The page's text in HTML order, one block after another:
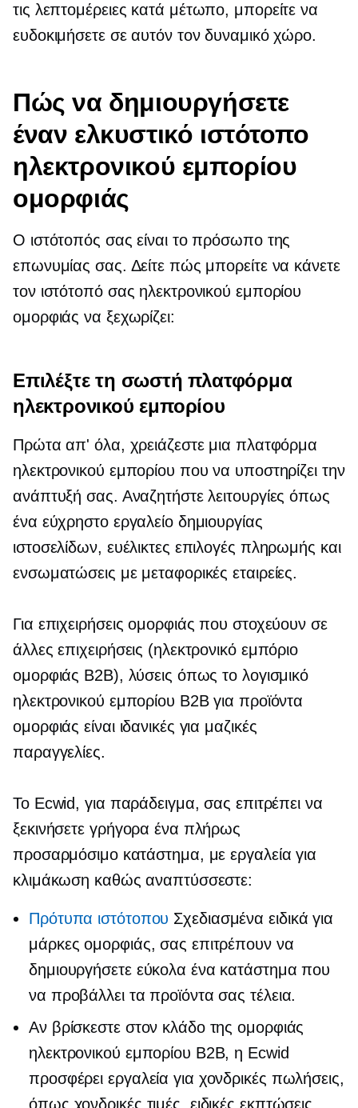
τις λεπτομέρειες κατά μέτωπο, μπορείτε να
ευδοκιμήσετε σε αυτόν τον δυναμικό χώρο.
Πώς να δημιουργήσετε
έναν ελκυστικό ιστότοπο
ηλεκτρονικού εμπορίου
ομορφιάς
Ο ιστότοπός σας είναι το πρόσωπο της
επωνυμίας σας. Δείτε πώς μπορείτε να κάνετε
τον ιστότοπό σας ηλεκτρονικού εμπορίου
ομορφιάς να ξεχωρίζει:
Επιλέξτε τη σωστή πλατφόρμα
ηλεκτρονικού εμπορίου
Πρώτα απ' όλα, χρειάζεστε μια πλατφόρμα
ηλεκτρονικού εμπορίου που να υποστηρίζει την
ανάπτυξή σας. Αναζητήστε λειτουργίες όπως
ένα εύχρηστο εργαλείο δημιουργίας
ιστοσελίδων, ευέλικτες επιλογές πληρωμής και
ενσωματώσεις με μεταφορικές εταιρείες.
Για επιχειρήσεις ομορφιάς που στοχεύουν σε
άλλες επιχειρήσεις (ηλεκτρονικό εμπόριο
ομορφιάς B2B), λύσεις όπως το λογισμικό
ηλεκτρονικού εμπορίου B2B για προϊόντα
ομορφιάς είναι ιδανικές για μαζικές
παραγγελίες.
Το Ecwid, για παράδειγμα, σας επιτρέπει να
ξεκινήσετε γρήγορα ένα πλήρως
προσαρμόσιμο κατάστημα, με εργαλεία για
κλιμάκωση καθώς αναπτύσσεστε:
Πρότυπα ιστότοπου Σχεδιασμένα ειδικά για
μάρκες ομορφιάς, σας επιτρέπουν να
δημιουργήσετε εύκολα ένα κατάστημα που
να προβάλλει τα προϊόντα σας τέλεια.
Αν βρίσκεστε στον κλάδο της ομορφιάς
ηλεκτρονικού εμπορίου B2B, η Ecwid
προσφέρει εργαλεία για χονδρικές πωλήσεις,
όπως χονδρικές τιμές, ειδικές εκπτώσεις,